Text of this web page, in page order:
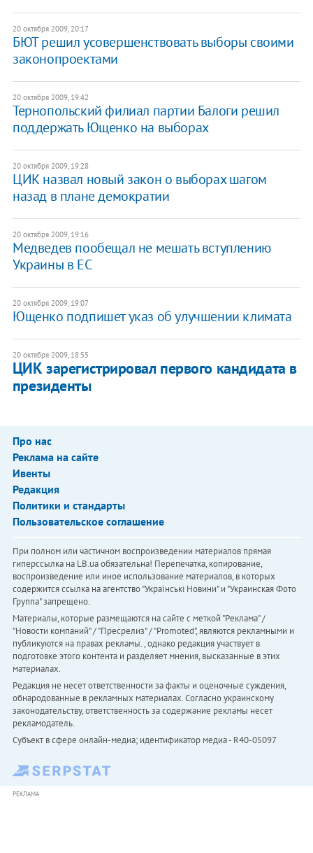
20 октября 2009, 20:17
БЮТ решил усовершенствовать выборы своими
законопроектами
20 октября 2009, 19:42
Тернопольский филиал партии Балоги решил
поддержать Ющенко на выборах
20 октября 2009, 19:28
ЦИК назвал новый закон о выборах шагом
назад в плане демократии
20 октября 2009, 19:16
Медведев пообещал не мешать вступлению
Украины в ЕС
20 октября 2009, 19:07
Ющенко подпишет указ об улучшении климата
20 октября 2009, 18:55
ЦИК зарегистрировал первого кандидата в
президенты
Про нас
Реклама на сайте
Ивенты
Редакция
Политики и стандарты
Пользовательское соглашение
При полном или частичном воспроизведении материалов прямая
гиперссылка на LB.ua обязательна! Перепечатка, копирование,
воспроизведение или иное использование материалов, в которых
содержится ссылка на агентство "Українськi Новини" и "Украинская Фото
Группа" запрещено.
Материалы, которые размещаются на сайте с меткой "Реклама" /
"Новости компаний" / "Пресрелиз" / "Promoted", являются рекламными и
публикуются на правах рекламы. , однако редакция участвует в
подготовке этого контента и разделяет мнения, высказанные в этих
материалах.
Редакция не несет ответственности за факты и оценочные суждения,
обнародованные в рекламных материалах. Согласно украинскому
законодательству, ответственность за содержание рекламы несет
рекламодатель.
Субъект в сфере онлайн-медиа; идентификатор медиа - R40-05097
РЕКЛАМА